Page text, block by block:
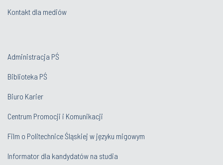
Kontakt dla mediów
Administracja PŚ
Biblioteka PŚ
Biuro Karier
Centrum Promocji i Komunikacji
Film o Politechnice Śląskiej w języku migowym
Informator dla kandydatów na studia